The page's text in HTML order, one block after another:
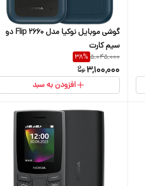
گوشی موبایل نوکیا مدل 2660 Flip دو
سیم کارت
5,045,000
38%
3,100,000
افزودن به سبد